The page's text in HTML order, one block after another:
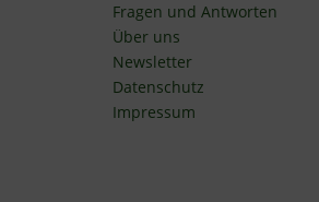
Fragen und Antworten
Über uns
Newsletter
Datenschutz
Impressum